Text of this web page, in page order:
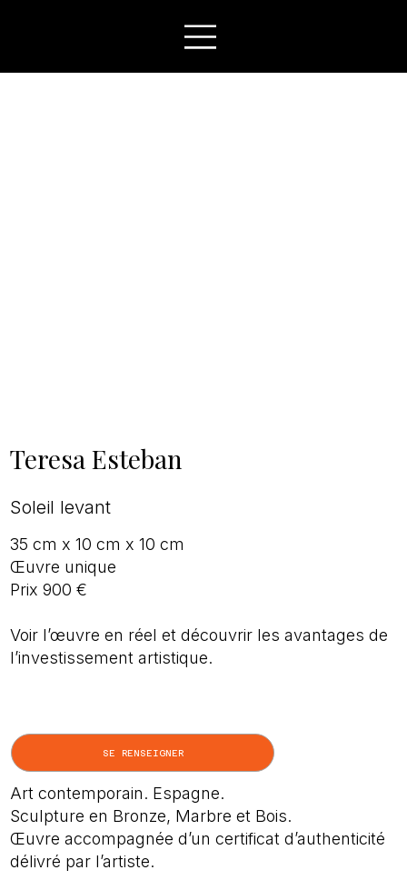
Teresa Esteban
Soleil levant
35 cm x 10 cm x 10 cm
Œuvre unique
Prix 900 €
Voir l’œuvre en réel et découvrir les avantages de
l’investissement artistique.
SE RENSEIGNER
Art contemporain. Espagne.
Sculpture en Bronze, Marbre et Bois.
Œuvre accompagnée d’un certificat d’authenticité
délivré par l’artiste.